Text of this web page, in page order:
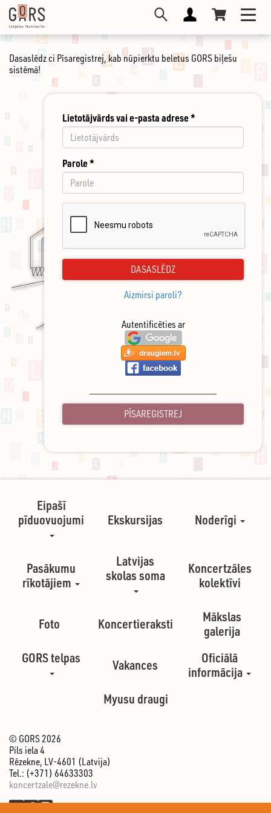
Pārlekt
galveno
saturu
Dasaslēdz ci Pīsaregistrej, kab nūpierktu beletus GORS biļešu
sistēmā!
Lietotājvārds vai e-pasta adrese*
Parole*
DASASLĒDZ
Aizmirsi paroli?
Autentificēties ar
PĪSAREGISTREJ
Eipašī
pīduovuojumi
Ekskursijas Noderīgi
Pasākumu
rīkotājiem
Latvijas
skolas soma
Koncertzāles
kolektīvi
Foto Koncertieraksti
Mākslas
galerija
GORS telpas
Vakances
Oficiālā
informācija
Myusu draugi
© GORS 2026
Pils iela 4
Rēzekne, LV-4601 (Latvija)
Tel.: (+371) 64633303
koncertzale@rezekne.lv